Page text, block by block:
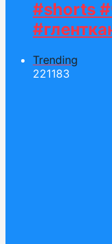
#shorts
Trending
221183